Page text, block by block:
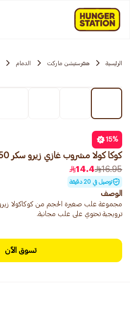
الرئيسية هنقرستيشن ماركت الدمام
15%
كوكا كولا مشروب غازي زيرو سكر 150مل
16.95
14.4
توصيل في 20 دقيقة
الوصف
مجموعة علب صغيرة الحجم من كوكاكولا زيرو
ترويجية تحتوي على علب مجانية.
تسوق الآن